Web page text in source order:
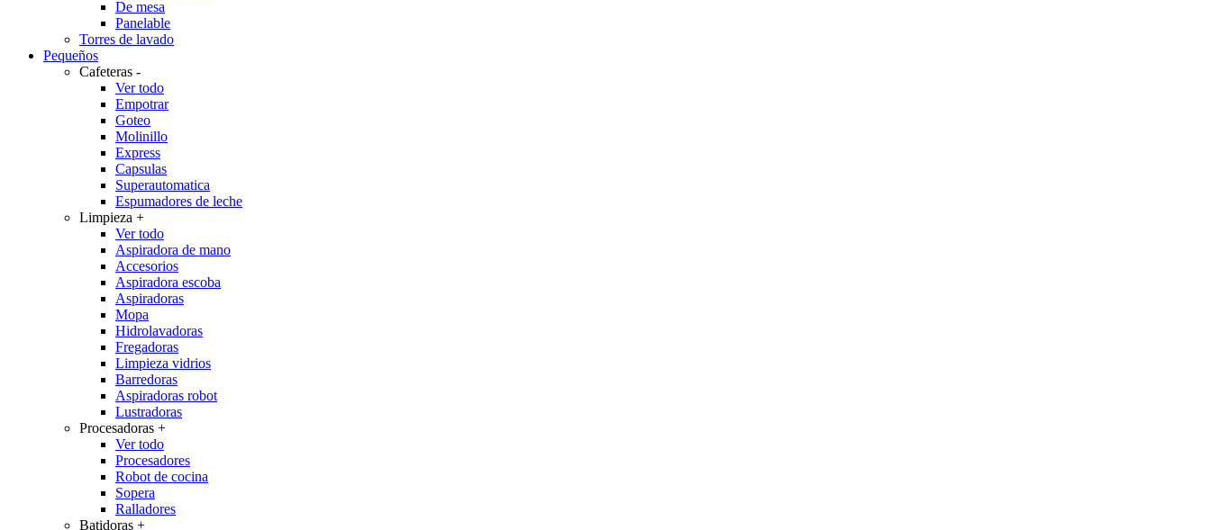
De mesa
Panelable
Torres de lavado
Pequeños
Cafeteras -
Ver todo
Empotrar
Goteo
Molinillo
Express
Capsulas
Superautomatica
Espumadores de leche
Limpieza +
Ver todo
Aspiradora de mano
Accesorios
Aspiradora escoba
Aspiradoras
Mopa
Hidrolavadoras
Fregadoras
Limpieza vidrios
Barredoras
Aspiradoras robot
Lustradoras
Procesadoras +
Ver todo
Procesadores
Robot de cocina
Sopera
Ralladores
Batidoras +